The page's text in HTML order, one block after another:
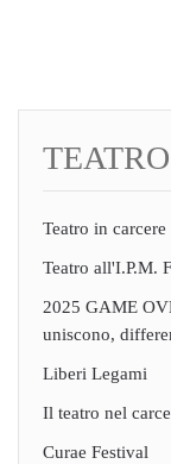
Teatro in carcere
Teatro all'I.P.M.
2025 GAME
uniscono,
Liberi Legami
Il teatro nel
Curae Festival